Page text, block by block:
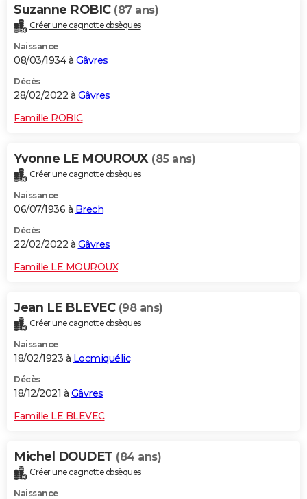
Suzanne ROBIC (87 ans)
Créer une cagnotte obsèques
Naissance
08/03/1934 à Gâvres
Décès
28/02/2022 à Gâvres
Famille ROBIC
Yvonne LE MOUROUX (85 ans)
Créer une cagnotte obsèques
Naissance
06/07/1936 à Brech
Décès
22/02/2022 à Gâvres
Famille LE MOUROUX
Jean LE BLEVEC (98 ans)
Créer une cagnotte obsèques
Naissance
18/02/1923 à Locmiquélic
Décès
18/12/2021 à Gâvres
Famille LE BLEVEC
Michel DOUDET (84 ans)
Créer une cagnotte obsèques
Naissance